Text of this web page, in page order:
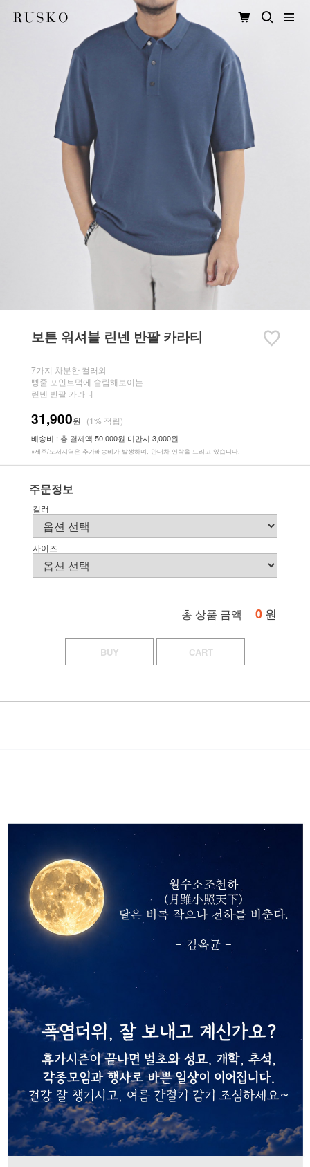
보튼 워셔블 린넨 반팔 카라티
7가지 차분한 컬러와
삥줄 포인트덕에 슬림해보이는
린넨 반팔 카라티
31,900원 (1% 적립)
배송비 : 총 결제액 50,000원 미만시 3,000원
※제주/도서지역은 추가배송비가 발생하며, 안내차 연락을 드리고 있습니다.
주문정보
컬러
사이즈
총 상품 금액 0 원
BUY CART